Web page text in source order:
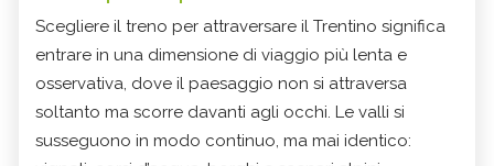
Scegliere il treno per attraversare il Trentino significa
entrare in una dimensione di viaggio più lenta e
osservativa, dove il paesaggio non si attraversa
soltanto ma scorre davanti agli occhi. Le valli si
susseguono in modo continuo, ma mai identico: